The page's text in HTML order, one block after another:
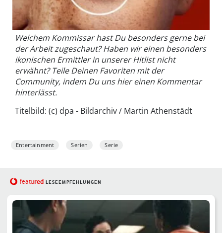
Welchem Kommissar hast Du besonders gerne bei
der Arbeit zugeschaut? Haben wir einen besonders
ikonischen Ermittler in unserer Hitlist nicht
erwähnt? Teile Deinen Favoriten mit der
Community, indem Du uns hier einen Kommentar
hinterlässt.
Titelbild: (c) dpa - Bildarchiv / Martin Athenstädt
Entertainment Serien Serie
featured LESEEMPFEHLUNGEN